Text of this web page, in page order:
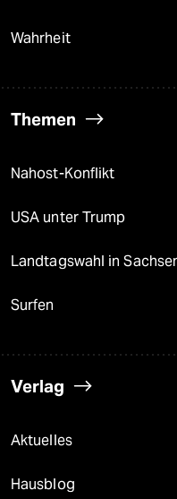
Wahrheit
Themen
Nahost-Konflikt
USA unter Trump
Landtagswahl in
Surfen
Verlag
Aktuelles
Hausblog